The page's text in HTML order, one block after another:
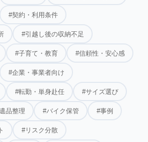
#契約・利用条件
#引越し後の収納不足
#子育て・教育 #信頼性・安心感
#企業・事業者向け
#転勤・単身赴任 #サイズ選び
品整理 #バイク保管 #事例
#リスク分散